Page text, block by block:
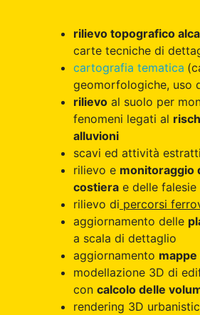
rilievo topografico
carte tecniche di
cartografia tematica
geomorfologiche, uso
rilievo al suolo per
fenomeni legati al
alluvioni
scavi ed attività
rilievo e monitoraggio
costiera e delle falesie
rilievo di percorsi
aggiornamento delle
a scala di dettaglio
aggiornamento
modellazione 3D di
con calcolo delle
rendering 3D